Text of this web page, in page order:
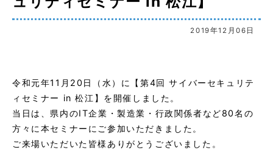
2019年12月06日
令和元年11月20日（水）に【第4回 サイバーセキュリテ
ィセミナー in 松江】を開催しました。
当日は、県内のIT企業・製造業・行政関係者など80名の
方々に本セミナーにご参加いただきました。
ご来場いただいた皆様ありがとうございました。